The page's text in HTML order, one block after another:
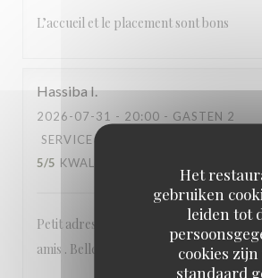
Het
gebruiken
leiden tot
cookies
standaard
L’accueil et le placement sont bons
Hassiba I
2026-07-31 - 20:00 - GASTEN 2
SERVICE:
5/5 KWALITEIT / PRIJS
Petit adresse nichée dans Paris où il fait
amis . Belle adresse et plats goûteux. Je